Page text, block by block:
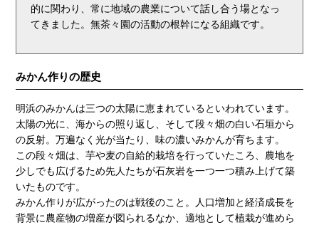
的に関わり、常に地域の農業について話し合う場となっ
てきました。無茶々園の活動の根幹になる組織です。
みかん作りの歴史
明浜のみかんは三つの太陽に恵まれているといわれています。
太陽の光に、海からの照り返し、そして段々畑の白い石垣から
の反射。万遍なく光が当たり、味の濃いみかんが育ちます。
この段々畑は、芋や麦の自給的栽培を行っていたころ、農地を
少しでも広げるため先人たちが石灰岩を一つ一つ積み上げて築
いたものです。
みかん作りが広がったのは戦後のこと。人口増加と経済成長を
背景に農産物の増産が図られるなか、適地として植栽が進めら